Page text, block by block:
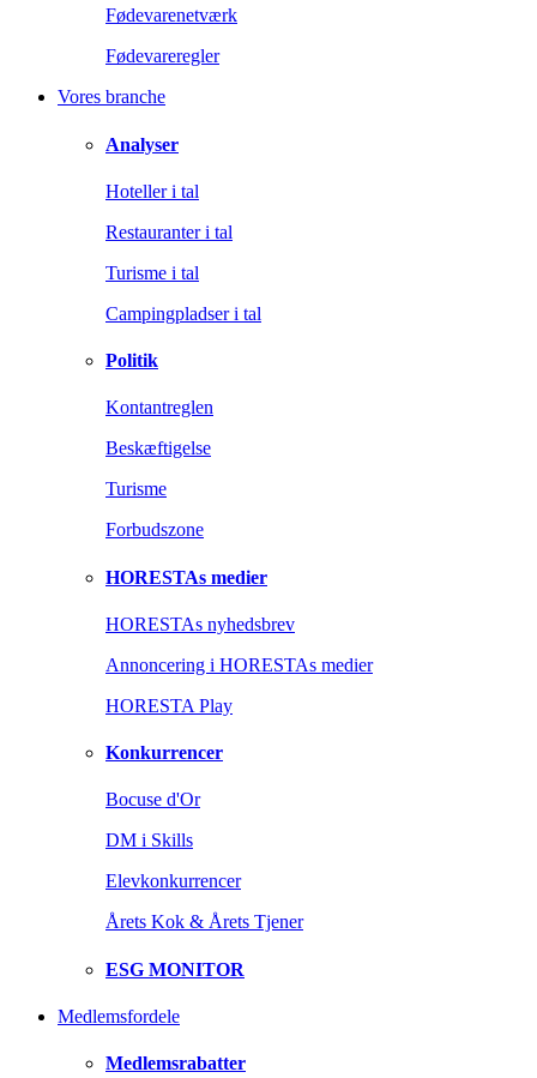
Fødevarenetværk
Fødevareregler
Vores branche
Analyser
Hoteller i tal
Restauranter i tal
Turisme i tal
Campingpladser i tal
Politik
Kontantreglen
Beskæftigelse
Turisme
Forbudszone
HORESTAs medier
HORESTAs nyhedsbrev
Annoncering i HORESTAs medier
HORESTA Play
Konkurrencer
Bocuse d'Or
DM i Skills
Elevkonkurrencer
Årets Kok & Årets Tjener
ESG MONITOR
Medlemsfordele
Medlemsrabatter